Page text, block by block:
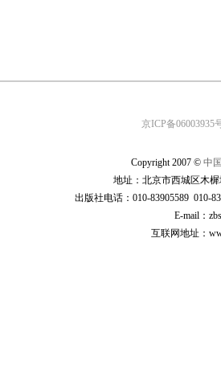
京ICP备06003935
Copyright 2007 © 中
地址：北京市西城区木
出版社电话：010-83905589 010-
E-mail：
互联网地址：